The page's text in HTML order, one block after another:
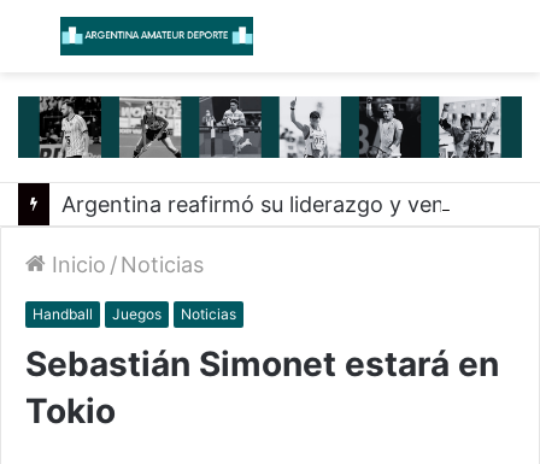
Menú
Inicio /Noticias
Handball Juegos Noticias
Sebastián Simonet estará en
Tokio